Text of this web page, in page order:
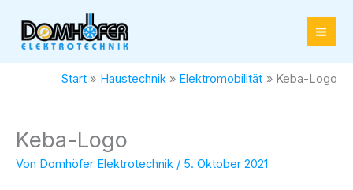
Inhalt
Start
Haustechnik Elektromobilität Keba-Logo
Keba-Logo
Von Domhöfer Elektrotechnik / 5. Oktober 2021